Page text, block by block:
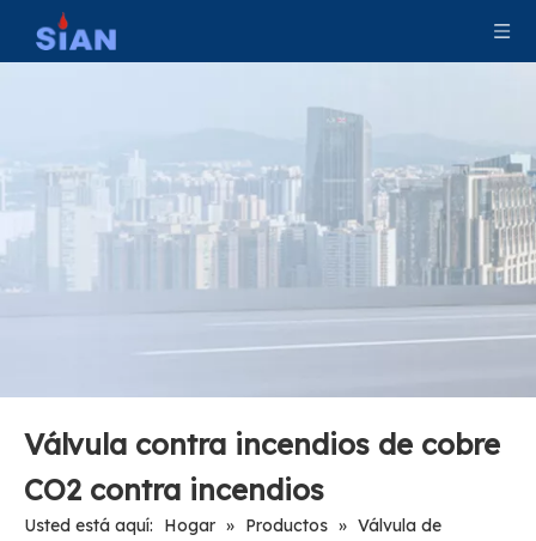
Válvula contra incendios de cobre
CO2 contra incendios
Usted está aquí: Hogar » Productos » Válvula de
Válvulas de cilindro de gas de CO2 de alta presión Válvulas de cilindro de gas de control de seguridad de Co2